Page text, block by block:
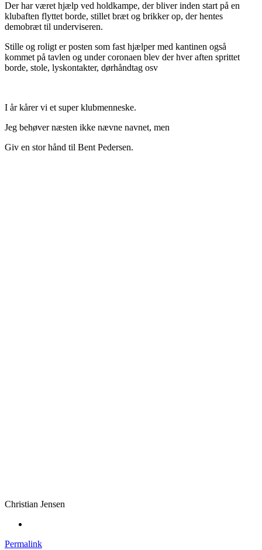
Der har været hjælp ved holdkampe, der bliver inden start på en
klubaften flyttet borde, stillet bræt og brikker op, der hentes
demobræt til underviseren.
Stille og roligt er posten som fast hjælper med kantinen også
kommet på tavlen og under coronaen blev der hver aften sprittet
borde, stole, lyskontakter, dørhåndtag osv
I år kårer vi et super klubmenneske.
Jeg behøver næsten ikke nævne navnet, men
Giv en stor hånd til Bent Pedersen.
Christian Jensen
Permalink